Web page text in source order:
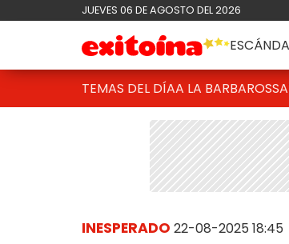
JUEVES 06 DE AGOSTO DEL 2026
TEMAS DEL DÍAA LA BARBAROSSA
INESPERADO 22-08-2025 18:45